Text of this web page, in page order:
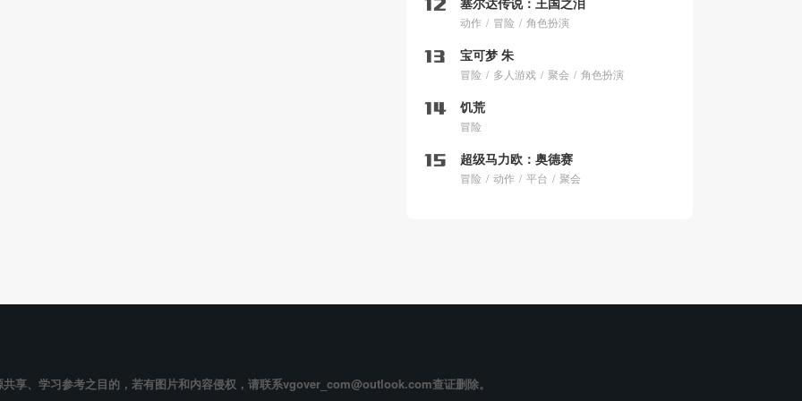
动作 冒险 角色扮演
宝可梦 朱
冒险 多人游戏 聚会 角色扮演
饥荒
冒险
超级马力欧：奥德赛
冒险 动作 平台 聚会
享、学习参考之目的，若有图片和内容侵权，请联系vgover_com@outlook.com查证删除。